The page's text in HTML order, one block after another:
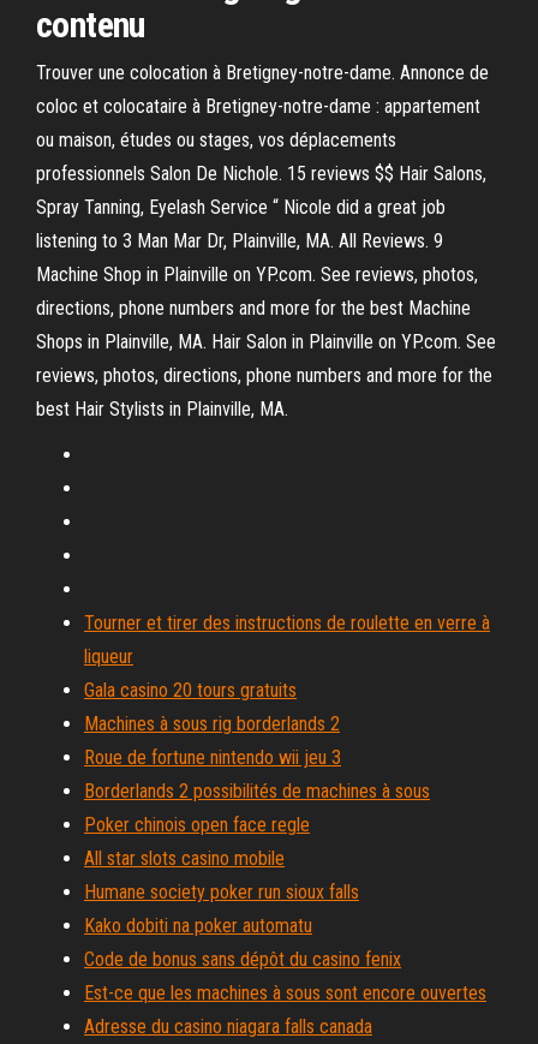
contenu
Trouver une colocation à Bretigney-notre-dame. Annonce de
coloc et colocataire à Bretigney-notre-dame : appartement
ou maison, études ou stages, vos déplacements
professionnels Salon De Nichole. 15 reviews $$ Hair Salons,
Spray Tanning, Eyelash Service “ Nicole did a great job
listening to 3 Man Mar Dr, Plainville, MA. All Reviews. 9
Machine Shop in Plainville on YP.com. See reviews, photos,
directions, phone numbers and more for the best Machine
Shops in Plainville, MA. Hair Salon in Plainville on YP.com. See
reviews, photos, directions, phone numbers and more for the
best Hair Stylists in Plainville, MA.
Tourner et tirer des instructions de roulette en verre à
liqueur
Gala casino 20 tours gratuits
Machines à sous rig borderlands 2
Roue de fortune nintendo wii jeu 3
Borderlands 2 possibilités de machines à sous
Poker chinois open face regle
All star slots casino mobile
Humane society poker run sioux falls
Kako dobiti na poker automatu
Code de bonus sans dépôt du casino fenix
Est-ce que les machines à sous sont encore ouvertes
Adresse du casino niagara falls canada